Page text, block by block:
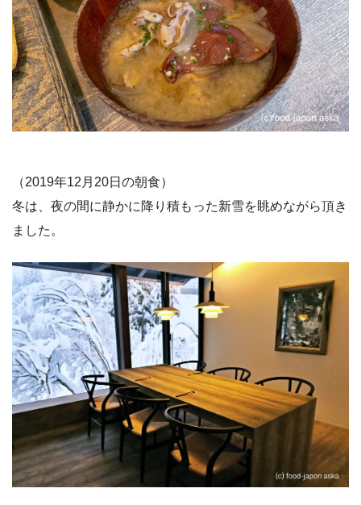
（2019年12月20日の朝食）
冬は、夜の間に静かに降り積もった新雪を眺めながら頂き
ました。